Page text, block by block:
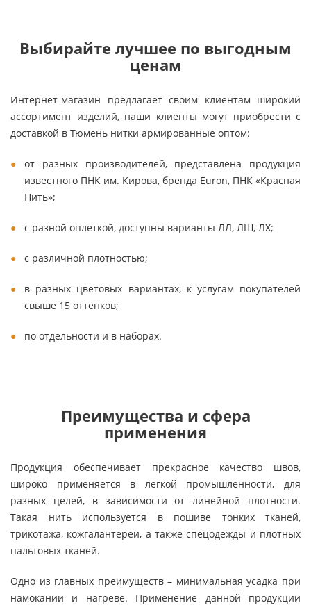
Выбирайте лучшее по выгодным
ценам
Интернет-магазин предлагает своим клиентам широкий
ассортимент изделий, наши клиенты могут приобрести с
доставкой в Тюмень нитки армированные оптом:
от разных производителей, представлена продукция
известного ПНК им. Кирова, бренда Euron, ПНК «Красная
Нить»;
с разной оплеткой, доступны варианты ЛЛ, ЛШ, ЛХ;
с различной плотностью;
в разных цветовых вариантах, к услугам покупателей
свыше 15 оттенков;
по отдельности и в наборах.
Преимущества и сфера
применения
Продукция обеспечивает прекрасное качество швов,
широко применяется в легкой промышленности, для
разных целей, в зависимости от линейной плотности.
Такая нить используется в пошиве тонких тканей,
трикотажа, кожгалантереи, а также спецодежды и плотных
пальтовых тканей.
Одно из главных преимуществ – минимальная усадка при
намокании и нагреве. Применение данной продукции